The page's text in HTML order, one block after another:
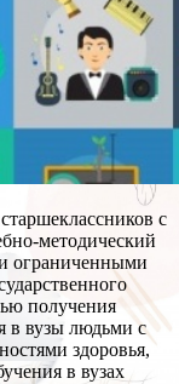
с
методический
ограниченными
получения
в вузы людьми с
здоровья,
в вузах